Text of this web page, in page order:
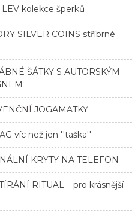
LEV kolekce šperků
SILVER COINS stříbrné
ŠÁTKY S AUTORSKÝM
JOGAMATKY
víc než jen ''taška''
KRYTY NA TELEFON
RITUAL – pro krásnější